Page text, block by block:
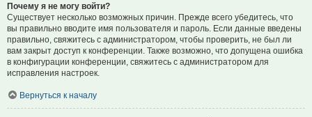
Почему я не могу войти?
Существует несколько возможных причин. Прежде всего убедитесь, что
вы правильно вводите имя пользователя и пароль. Если данные введены
правильно, свяжитесь с администратором, чтобы проверить, не был ли
вам закрыт доступ к конференции. Также возможно, что допущена ошибка
в конфигурации конференции, свяжитесь с администратором для
исправления настроек.
Вернуться к началу